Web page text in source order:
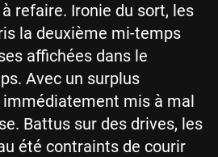
refaire. Ironie du sort, les
la deuxième mi-temps
affichées dans le
Avec un surplus
immédiatement mis à mal
Battus sur des drives, les
été contraints de courir